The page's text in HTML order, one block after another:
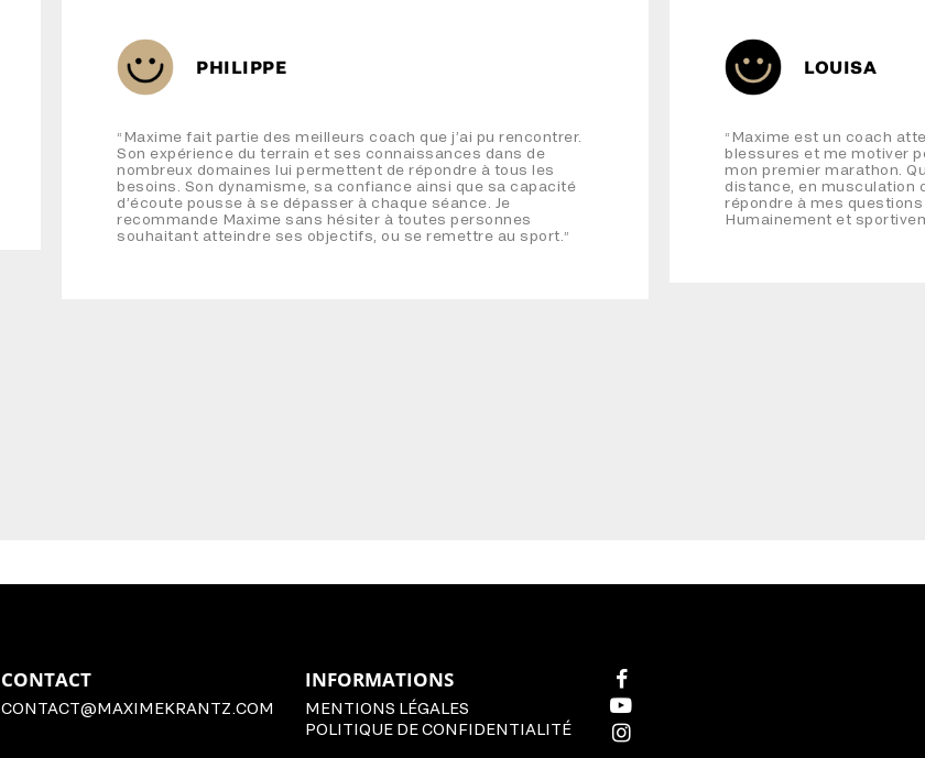
PHILIPPE
“ Maxime fait partie des meilleurs coach que j’ai pu rencontrer.
Son expérience du terrain et ses connaissances dans de
nombreux domaines lui permettent de répondre à tous les
besoins. Son dynamisme, sa confiance ainsi que sa capacité
d’écoute pousse à se dépasser à chaque séance. Je
recommande Maxime sans hésiter à toutes personnes
souhaitant atteindre ses objectifs, ou se remettre au sport.”
LOUISA
“ Maxime est un coach
blessures et me motiver
mon premier marathon.
distance, en musculation
répondre à mes
Humainement et
CONTACT
CONTACT@MAXIMEKRANTZ.COM
INFORMATIONS
MENTIONS LÉGALES
POLITIQUE DE CONFIDENTIALITÉ
FACEBOOK
YOUTUBE
INSTAGRAM